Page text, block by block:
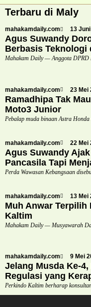
Terbaru di Maly
mahakamdaily.com 13
Agus Suwandy
Berbasis Teknologi
Mahakam Daily — Anggota DPRD
mahakamdaily.com 23 Mei
Ramadhipa Tak
Moto3 Junior
Pebalap muda binaan Astra
mahakamdaily.com 22 Mei
Agus Suwandy
Pancasila Tapi
Perda Wawasan Kebangsaan
mahakamdaily.com 13 Mei
Muh Anwar
Kaltim
Mahakam Daily — Musyawarah
mahakamdaily.com 9 Mei
Jelang Musda Ke-
Regulasi yang
Perkindo Kaltim berharap